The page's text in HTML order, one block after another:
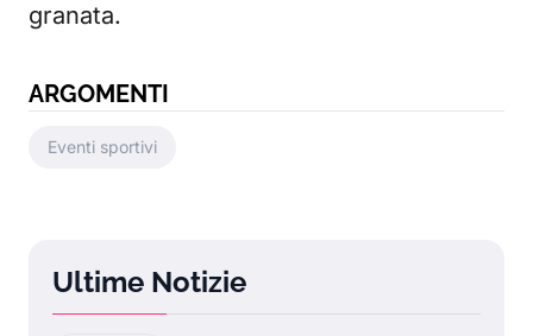
granata.
ARGOMENTI
Eventi sportivi
Ultime Notizie